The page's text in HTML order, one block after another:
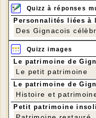
Franck Lacroix
Quizz à réponses
Personnalités liées à
Des Gignacois
Quizz images
Le patrimoine de
Le petit patrimoine
Le patrimoine de
Histoire et
Petit patrimoine